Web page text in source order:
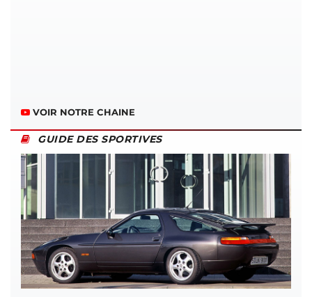
VOIR NOTRE CHAINE
GUIDE DES SPORTIVES